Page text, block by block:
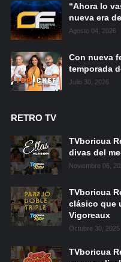
“Ahora lo
nueva era
Agosto 04, 2026
Con nueva
temporada
Julio 30, 2026
RETRO TV
TVboricua
divas del
Noviembre 06,
TVboricua
clásico que
Vigoreaux
Octubre 30, 2025
TVboricua